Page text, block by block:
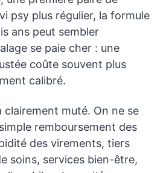
psy plus régulier, la formule
ans peut sembler
se paie cher : une
coûte souvent plus
calibré.
clairement muté. On ne se
remboursement des
des virements, tiers
soins, services bien-être,